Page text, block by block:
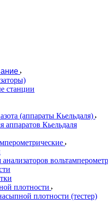
станции
(аппараты Кьельдаля)
аппаратов Кьельдаля
плотности
плотности (тестер)